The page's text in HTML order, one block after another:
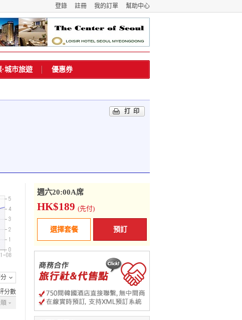
幫助中心
我的訂單
註冊
登錄
·城市旅遊 優惠券
打印
分數
週六20:00A席
HK$189 (先付)
選擇套餐 預訂